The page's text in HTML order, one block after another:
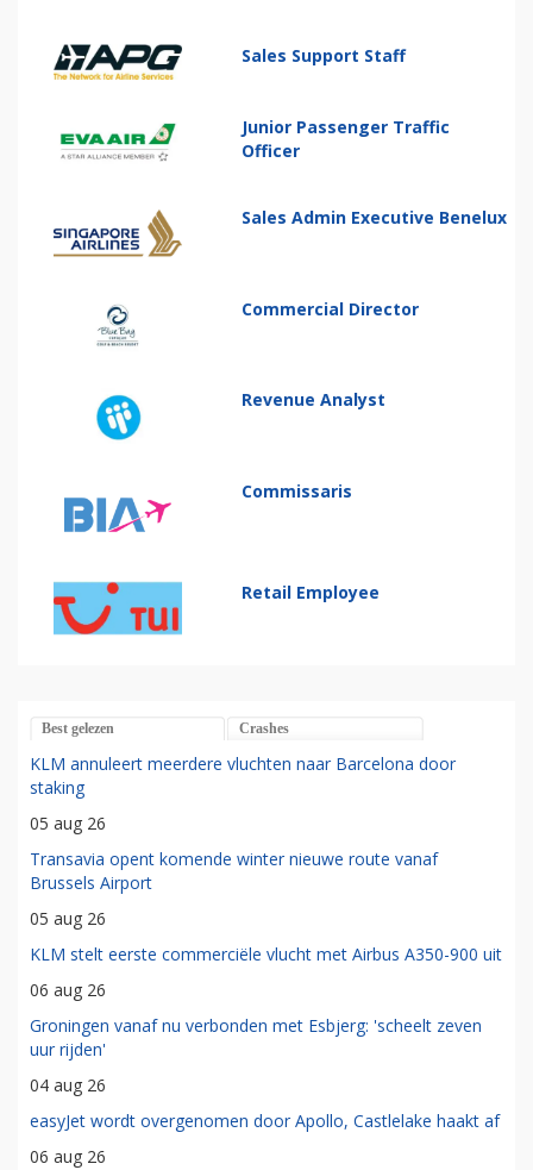
Sales Support Staff
Junior Passenger Traffic
Officer
Sales Admin Executive Benelux
Commercial Director
Revenue Analyst
Commissaris
Retail Employee
Best gelezen Crashes
KLM annuleert meerdere vluchten naar Barcelona door
staking
05 aug 26
Transavia opent komende winter nieuwe route vanaf
Brussels Airport
05 aug 26
KLM stelt eerste commerciële vlucht met Airbus A350-900 uit
06 aug 26
Groningen vanaf nu verbonden met Esbjerg: 'scheelt zeven
uur rijden'
04 aug 26
easyJet wordt overgenomen door Apollo, Castlelake haakt af
06 aug 26